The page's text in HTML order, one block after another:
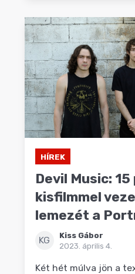
HÍREK
Devil Music:
kisfilmmel
lemezét a
KG
Kiss Gábor
2023. április 4.
Két hét múlva jön a